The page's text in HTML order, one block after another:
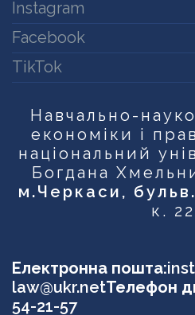
Instagram
Facebook
TikTok
Навчально-
економіки і
національний
Богдана
м.Черкаси,
к.
Електронна пошта:
law@ukr.netТелефон
54-21-57